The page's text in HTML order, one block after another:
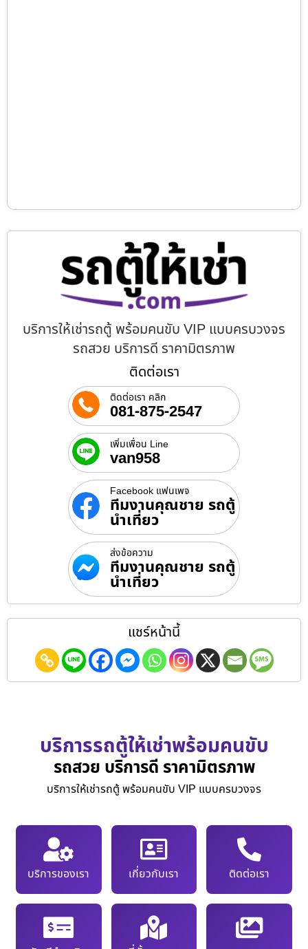
บริการให้เช่ารถตู้ พร้อมคนขับ VIP แบบครบวงจร
รถสวย บริการดี ราคามิตรภาพ
ติดต่อเรา
ติดต่อเรา คลิก
081-875-2547
เพิ่มเพื่อน Line
van958
Facebook แฟนเพจ
ทีมงานคุณชาย รถตู้
นำเที่ยว
ส่งข้อความ
ทีมงานคุณชาย รถตู้
นำเที่ยว
แชร์หน้านี้
บริการรถตู้ให้เช่าพร้อมคนขับ
รถสวย บริการดี ราคามิตรภาพ
บริการให้เช่ารถตู้ พร้อมคนขับ VIP แบบครบวงจร
บริการของเรา เกี่ยวกับเรา ติดต่อเรา